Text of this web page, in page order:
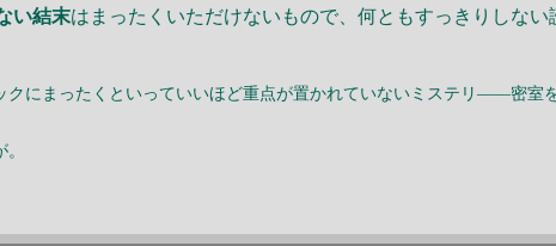
い結末はまったくいただけないもので、何ともすっきりしない
にまったくといっていいほど重点が置かれていないミステリ――密室